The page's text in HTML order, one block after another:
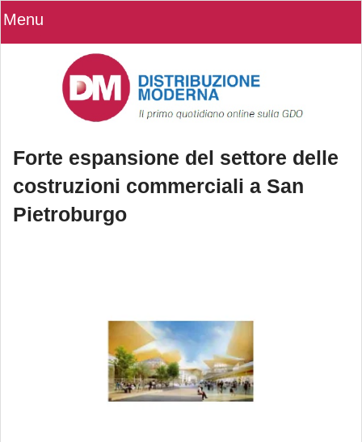
Menu
Forte espansione del settore delle
costruzioni commerciali a San
Pietroburgo